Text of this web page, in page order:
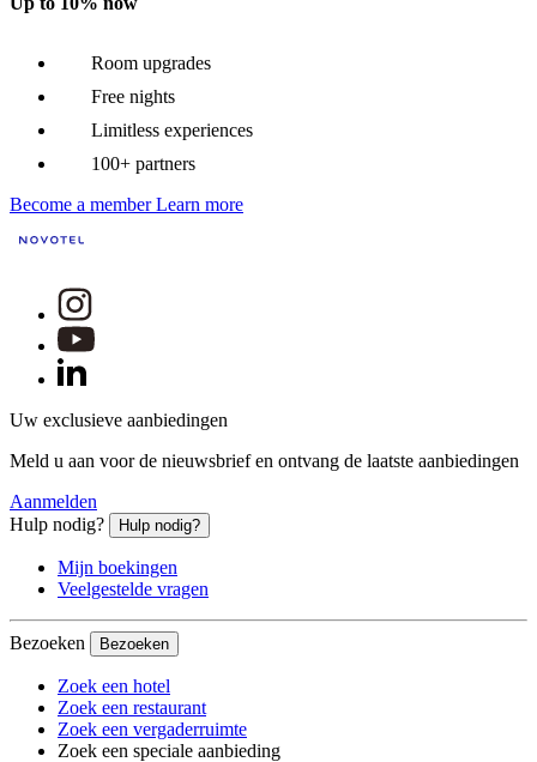
Room upgrades
Free nights
Limitless experiences
100+ partners
Become a member Learn more
Uw exclusieve aanbiedingen
Meld u aan voor de nieuwsbrief en ontvang de laatste aanbiedingen
Aanmelden
Hulp nodig?
Hulp nodig?
Mijn boekingen
Veelgestelde vragen
Bezoeken Bezoeken
Zoek een hotel
Zoek een restaurant
Zoek een vergaderruimte
Zoek een speciale aanbieding